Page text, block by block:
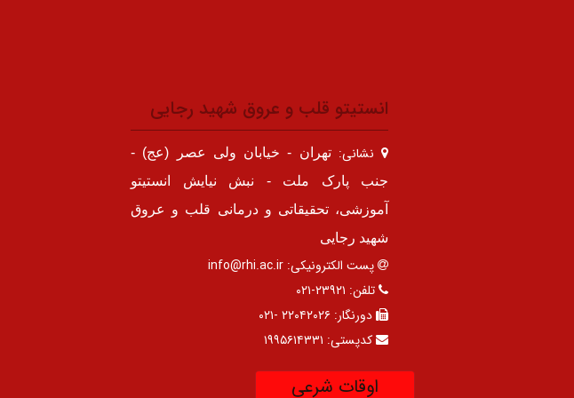
انستیتو قلب و عروق شهید رجایی
نشانی:تهران - خیابان ولی عصر (عج) -
جنب پارک ملت - نبش نیایش انستیتو
آموزشی، تحقیقاتی و درمانی قلب و عروق
شهید رجایی
پست الکترونیکی: info@rhi.ac.ir
تلفن: ۲۳۹۲۱-۰۲۱
دورنگار: ۲۲۰۴۲۰۲۶ -۰۲۱
کدپستی: ۱۹۹۵۶۱۴۳۳۱